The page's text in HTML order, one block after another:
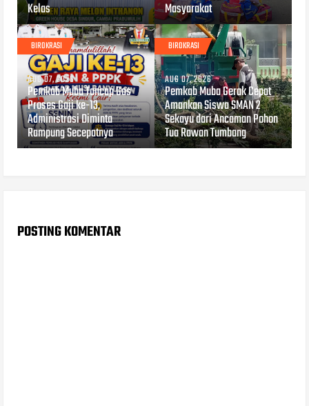
Kelas Masyarakat
BIROKRASI
AUG 07, 2026
Pemkab Muba Tancap Gas
Proses Gaji ke-13,
Administrasi Diminta
Rampung Secepatnya
BIROKRASI
AUG 07, 2026
Pemkab Muba Gerak Cepat
Amankan Siswa SMAN 2
Sekayu dari Ancaman Pohon
Tua Rawan Tumbang
POSTING KOMENTAR